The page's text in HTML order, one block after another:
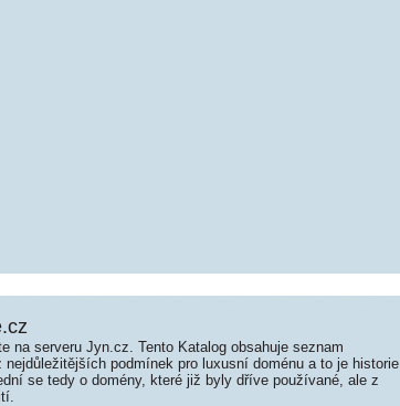
na serveru Jyn.cz. Tento Katalog obsahuje seznam
podmínek pro luxusní doménu a to je historie
se tedy o domény, které již byly dříve používané, ale z